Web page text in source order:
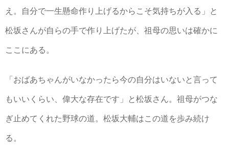
え。自分で一生懸命作り上げるからこそ気持ちが入る」と
松坂さんが自らの手で作り上げたが、祖母の思いは確かに
ここにある。
「おばあちゃんがいなかったら今の自分はいないと言って
もいいくらい、偉大な存在です」と松坂さん。祖母がつな
ぎ止めてくれた野球の道。松坂大輔はこの道を歩み続け
る。